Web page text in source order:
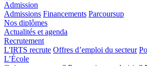
Admission
Admissions Financements Parcoursup
Nos diplômes
Actualités et agenda
Recrutement
L'IRTS recrute Offres d’emploi du secteur
L’École